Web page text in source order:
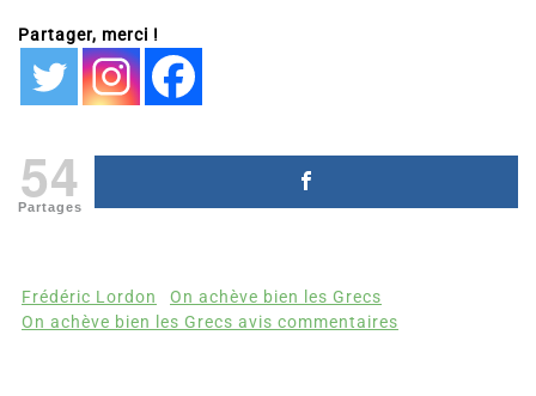
Partager, merci !
54
Partages
Frédéric Lordon
On achève bien les Grecs
On achève bien les Grecs avis commentaires